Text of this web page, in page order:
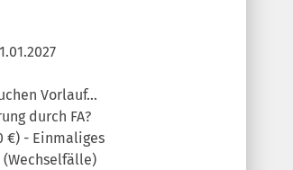
Vorlauf…
durch FA?
€) - Einmaliges